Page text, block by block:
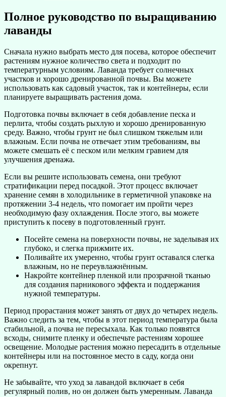
Полное руководство по выращиванию
лаванды
Сначала нужно выбрать место для посева, которое обеспечит
растениям нужное количество света и подходит по
температурным условиям. Лаванда требует солнечных
участков и хорошо дренированной почвы. Вы можете
использовать как садовый участок, так и контейнеры, если
планируете выращивать растения дома.
Подготовка почвы включает в себя добавление песка и
перлита, чтобы создать рыхлую и хорошо дренированную
среду. Важно, чтобы грунт не был слишком тяжелым или
влажным. Если почва не отвечает этим требованиям, вы
можете смешать её с песком или мелким гравием для
улучшения дренажа.
Если вы решите использовать семена, они требуют
стратификации перед посадкой. Этот процесс включает
хранение семян в холодильнике в герметичной упаковке на
протяжении 3-4 недель, что помогает им пройти через
необходимую фазу охлаждения. После этого, вы можете
приступить к посеву в подготовленный грунт.
Посейте семена на поверхности почвы, не заделывая их
глубоко, и слегка прижмите их.
Поливайте их умеренно, чтобы грунт оставался слегка
влажным, но не переувлажнённым.
Накройте контейнер пленкой или прозрачной тканью
для создания парникового эффекта и поддержания
нужной температуры.
Период прорастания может занять от двух до четырех недель.
Важно следить за тем, чтобы в этот период температура была
стабильной, а почва не пересыхала. Как только появятся
всходы, снимите пленку и обеспечьте растениям хорошее
освещение. Молодые растения можно пересадить в отдельные
контейнеры или на постоянное место в саду, когда они
окрепнут.
Не забывайте, что уход за лавандой включает в себя
регулярный полив, но он должен быть умеренным. Лаванда